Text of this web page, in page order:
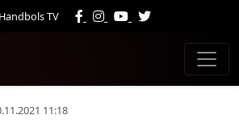
TV
11:18